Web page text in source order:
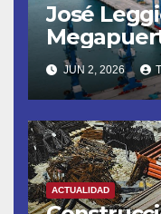
José
en el
global
JUN 2, 2026
ACTUALIDAD